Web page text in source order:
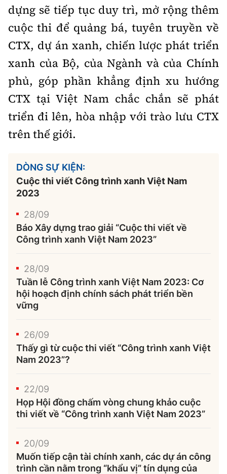
dựng sẽ tiếp tục duy trì, mở rộng thêm
cuộc thi để quảng bá, tuyên truyền về
CTX, dự án xanh, chiến lược phát triển
xanh của Bộ, của Ngành và của Chính
phủ, góp phần khẳng định xu hướng
CTX tại Việt Nam chắc chắn sẽ phát
triển đi lên, hòa nhập với trào lưu CTX
trên thế giới.
DÒNG SỰ KIỆN:
Cuộc thi viết Công trình xanh Việt Nam
2023
28/09
Báo Xây dựng trao giải “Cuộc thi viết về
Công trình xanh Việt Nam 2023”
28/09
Tuần lễ Công trình xanh Việt Nam 2023: Cơ
hội hoạch định chính sách phát triển bền
vững
26/09
Thấy gì từ cuộc thi viết “Công trình xanh Việt
Nam 2023”?
22/09
Họp Hội đồng chấm vòng chung khảo cuộc
thi viết về “Công trình xanh Việt Nam 2023”
20/09
Muốn tiếp cận tài chính xanh, các dự án công
trình cần nằm trong “khẩu vị” tín dụng của